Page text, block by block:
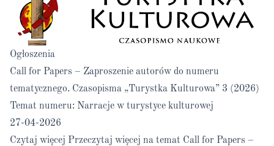
Ogłoszenia
Call for Papers – Zaproszenie autorów do numeru
tematycznego. Czasopisma „Turystka Kulturowa” 3 (2026)
Temat numeru: Narracje w turystyce kulturowej
27-04-2026
Czytaj więcej Przeczytaj więcej na temat Call for Papers –